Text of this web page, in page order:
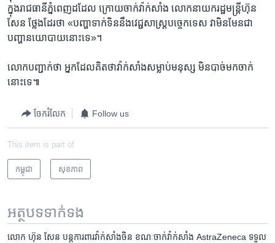
ក្នុង​រាជធានីភ្នំពេញ​ដដែល​ ក្រោយ​ចាក់​វ៉ាក់សាំង​ លោក​នាយករដ្ឋមន្រ្តី​ហ៊ុន
សែន ​ថ្លែង​ដែរ​ថា «បញ្ហា​ទាក់​ទិន​នឹង​វេជ្ជ​សាស្រ្ត​បច្ចេក​ទេស វា​មិន​មែន​ជា​
បញ្ហា​នយោបាយ​នោះ​ទេ»។
លោក​បញ្ជាក់​ថា ​អ្នក​ដែល​គិត​ថា​វ៉ាក់សាំង​សម្លាប់​មនុស្ស មិន​បាច់​មក​ចាក់​
នោះ​ទេ៕
ចែករំលែក Follow us
This item is part of
កម្ពុជា សុខភាព
អត្ថបទ​ទាក់ទង
លោក ហ៊ុន សែន បន្ត​ការពារ​វ៉ាក់​សាំង​ចិន ខណៈ​ចាក់​វ៉ាក់​សាំង ​AstraZeneca ទទួល​